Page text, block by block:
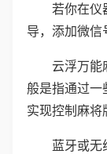
若你在仪
导，添加微
云浮万能
般是指通过一
实现控制麻将
蓝牙或无